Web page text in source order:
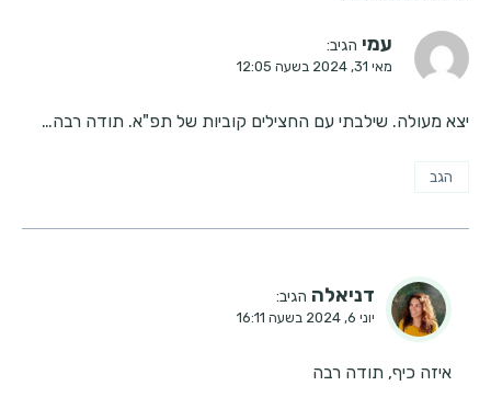
עמי הגיב:
מאי 31, 2024 בשעה 12:05
יצא מעולה. שילבתי עם החצילים קוביות של תפ"א. תודה רבה…
הגב
דניאלה הגיב:
יוני 6, 2024 בשעה 16:11
איזה כיף, תודה רבה